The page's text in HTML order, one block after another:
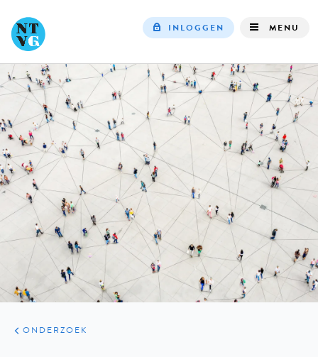
navigation
INLOGGEN MENU
ARTIKELEN
ONDERZOEK
ONDERZOEK